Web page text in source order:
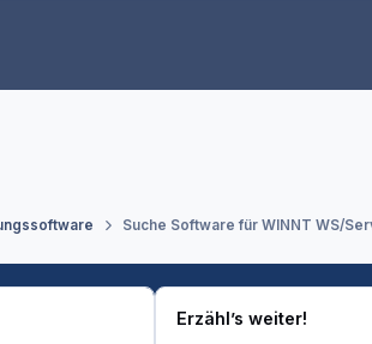
Suche Software für WINNT WS/
Erzähl’s weiter!